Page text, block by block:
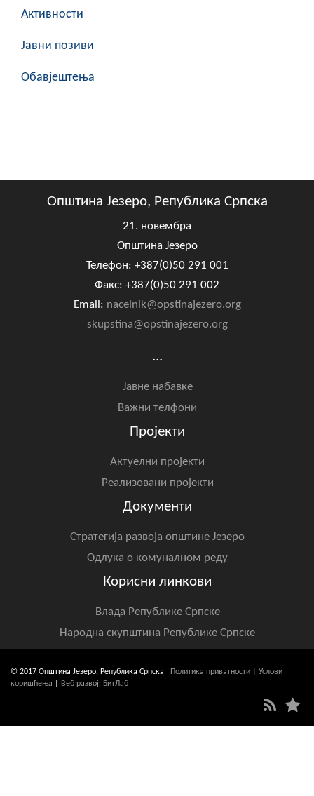
Активности
Јавни позиви
Обавјештења
Општина Језеро, Република Српска
21. новембра
Општина Језеро
Телефон: +387(0)50 291 001
Факс: +387(0)50 291 002
Email: nacelnik@opstinajezero.org
skupstina@opstinajezero.org
...
Јавне набавке
Важни телфони
Пројекти
Актуелни пројекти
Реализовани пројекти
Документи
Стратегија развоја општине Језеро
Одлука о комуналном реду
Корисни линкови
Влада Републике Српске
Народна скупштина Републике Српске
© 2017 Општина Језеро, Република Српска Политика приватности
Услови
коришћења
Веб развој: БитЛаб